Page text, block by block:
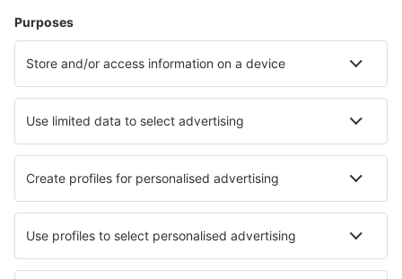
Hoteluri în Tamarindo
Hoteluri în Fortuna Hoteluri în Puerto Viejo
Hoteluri în San Jose Hoteluri Pochotal
Hoteluri în Cabuya Hoteluri în Desamparados
Cele mai bune hoteluri - orașe
Hoteluri în Vatomandry Hoteluri în Burtonsville